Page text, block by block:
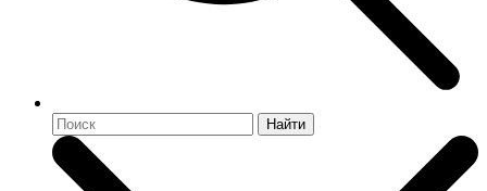
Найти